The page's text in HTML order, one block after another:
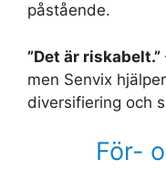
påstående.
”Det är riskabelt.”
men Senvix
diversifiering och
För-